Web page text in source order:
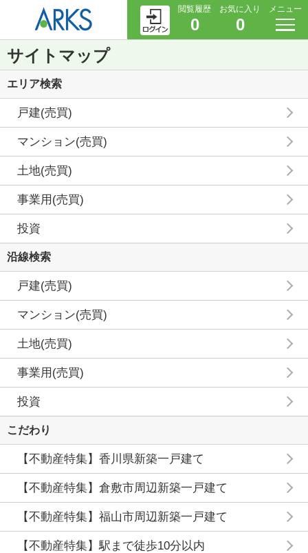
閲覧履歴
0
お気に入り
0
メニュー
サイトマップ
エリア検索
戸建(売買)
マンション(売買)
土地(売買)
事業用(売買)
投資
沿線検索
戸建(売買)
マンション(売買)
土地(売買)
事業用(売買)
投資
こだわり
【不動産特集】香川県新築一戸建て
【不動産特集】倉敷市周辺新築一戸建て
【不動産特集】福山市周辺新築一戸建て
【不動産特集】駅まで徒歩10分以内